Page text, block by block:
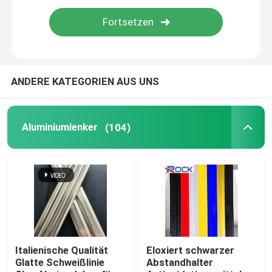
ANDERE KATEGORIEN AUS UNS
Aluminiumlenker (104)
Italienische Qualität
Glatte Schweißlinie
Eloxiert schwarzer
Abstandhalter